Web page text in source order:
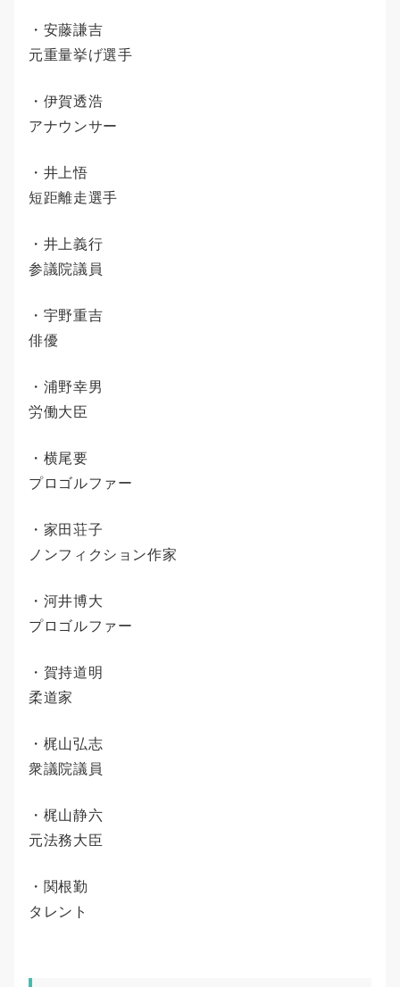
・安藤謙吉
元重量挙げ選手
・伊賀透浩
アナウンサー
・井上悟
短距離走選手
・井上義行
参議院議員
・宇野重吉
俳優
・浦野幸男
労働大臣
・横尾要
プロゴルファー
・家田荘子
ノンフィクション作家
・河井博大
プロゴルファー
・賀持道明
柔道家
・梶山弘志
衆議院議員
・梶山静六
元法務大臣
・関根勤
タレント